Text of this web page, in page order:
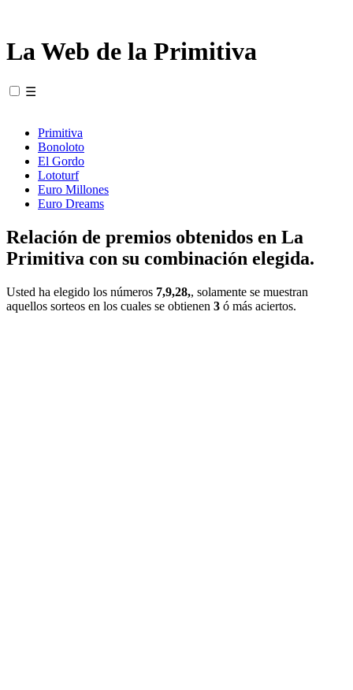
La Web de la Primitiva
☰
Primitiva
Bonoloto
El Gordo
Lototurf
Euro Millones
Euro Dreams
Relación de premios obtenidos en La
Primitiva con su combinación elegida.
Usted ha elegido los números 7,9,28,, solamente se muestran
aquellos sorteos en los cuales se obtienen 3 ó más aciertos.